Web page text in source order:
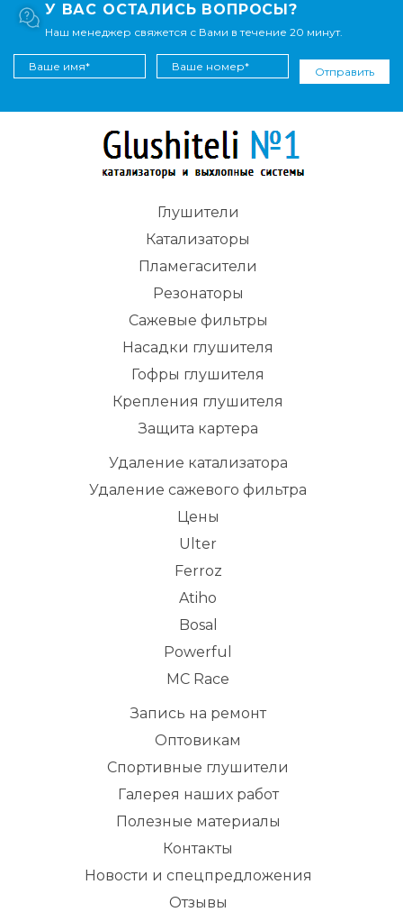
У ВАС ОСТАЛИСЬ ВОПРОСЫ?
Наш менеджер свяжется с Вами в течение 20 минут.
Отправить
Глушители
Катализаторы
Пламегасители
Резонаторы
Сажевые фильтры
Насадки глушителя
Гофры глушителя
Крепления глушителя
Защита картера
Удаление катализатора
Удаление сажевого фильтра
Цены
Ulter
Ferroz
Atiho
Bosal
Powerful
MC Race
Запись на ремонт
Оптовикам
Спортивные глушители
Галерея наших работ
Полезные материалы
Контакты
Новости и спецпредложения
Отзывы